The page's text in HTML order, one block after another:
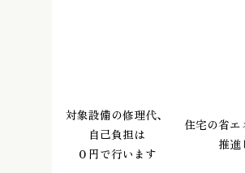
対象設備の修理代、
自己負担は
０円で行います
住宅の省エ
推進